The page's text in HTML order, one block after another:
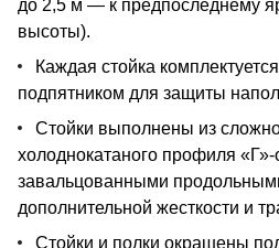
до 2,5 м — к предпоследнему
высоты).
Каждая стойка
подпятником для защиты
Стойки выполнены из
холоднокатаного профиля
завальцованными
дополнительной жесткости и
Стойки и полки окрашены